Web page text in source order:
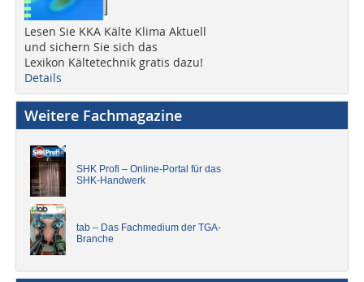
Lesen Sie KKA Kälte Klima Aktuell
und sichern Sie sich das
Lexikon Kältetechnik gratis dazu!
Details
Weitere Fachmagazine
SHK Profi – Online-Portal für das
SHK-Handwerk
tab – Das Fachmedium der TGA-
Branche